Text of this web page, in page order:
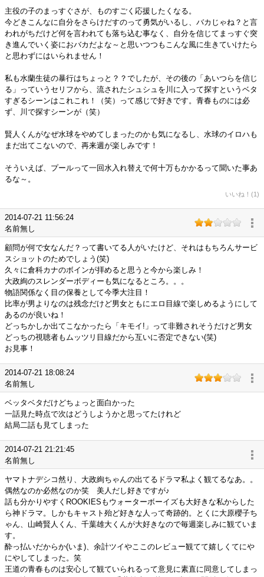
主役の子のまっすぐさが、ものすごく応援したくなる。
今どきこんなに自分をさらけだすのって勇気がいるし、バカじゃね？と言
われがちだけど何を言われても落ち込む事なく、自分を信じてまっすぐ突
き進んでいく姿におバカだよな～と思いつつもこんな風に生きていけたら
と思わずにはいられません！
私も水蘭生徒の暴行はちょっと？？でしたが、その後の「あいつらを信じ
る」っていうセリフから、流されたシュシュを川に入って探すというベタ
すぎるシーンはこれこれ！（笑）って感じで好きです。青春ものには必
ず、川で探すシーンが（笑）
賢人くんがなぜ水球をやめてしまったのかも気になるし、水球のイロハも
まだ出てこないので、再来週が楽しみです！
そういえば、プールって一回水入れ替えで何十万もかかるって聞いた事あ
るな～。
いいね！(1)
2014-07-21 11:56:24
名前無し
顧問が何で女なんだ？って書いてる人がいたけど、それはもちろんサービ
スショットのためでしょう(笑)
久々に倉科カナのボインが拝めると思うと今から楽しみ！
大政絢のスレンダーボディーも気になるところ。。。
物語関係なく目の保養として今季大注目！
比率が男よりなのは残念だけど男女ともにエロ目線で楽しめるようにして
あるのが良いね！
どっちかしか出てこなかったら「キモイ!」って非難されそうだけど男女
どっちの視聴者もムッツリ目線だから互いに否定できない(笑)
お見事！
2014-07-21 18:08:24
名前無し
ベッタベタだけどちょっと面白かった
一話見た時点で次はどうしようかと思ってたけれど
結局二話も見てしまった
2014-07-21 21:21:45
名前無し
ヤマトナデシコ然り、大政絢ちゃんの出てるドラマ私よく観てるなあ。。
偶然なのか必然なのか笑 美人だし好きですが♪
話も分かりやすくROOKIESもウォーターボーイズも大好きな私からした
ら神ドラマ。しかもキャスト殆ど好きな人って奇跡的。とくに大原櫻子ち
ゃん、山崎賢人くん、千葉雄大くんが大好きなので毎週楽しみに観ていま
す。
酔っ払いだからか(いま)、余計ツイやここのレビュー観てて嬉しくてにや
にやしてしまった。笑
王道の青春ものは安心して観ていられるって意見に素直に同意してしまっ